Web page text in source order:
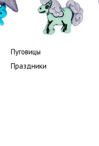
Пуговицы
Праздники